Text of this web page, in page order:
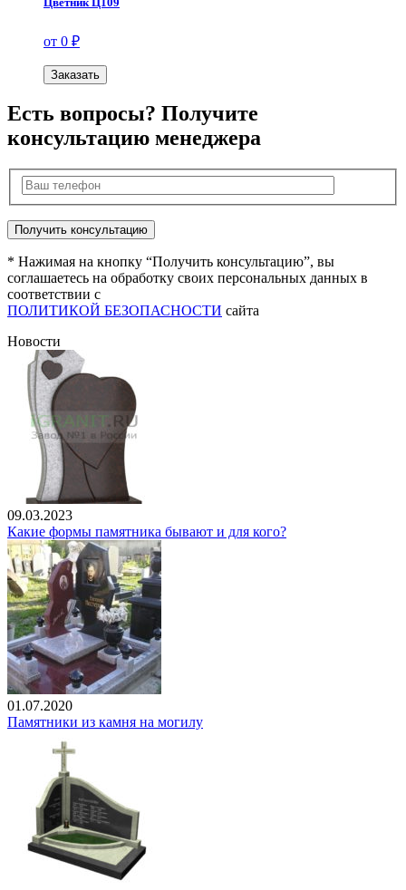
от 0 ₽
Заказать
Есть вопросы? Получите
консультацию менеджера
* Нажимая на кнопку “Получить консультацию”, вы
соглашаетесь на обработку своих персональных данных в
соответствии с
ПОЛИТИКОЙ БЕЗОПАСНОСТИ сайта
Новости
09.03.2023
Какие формы памятника бывают и для кого?
01.07.2020
Памятники из камня на могилу